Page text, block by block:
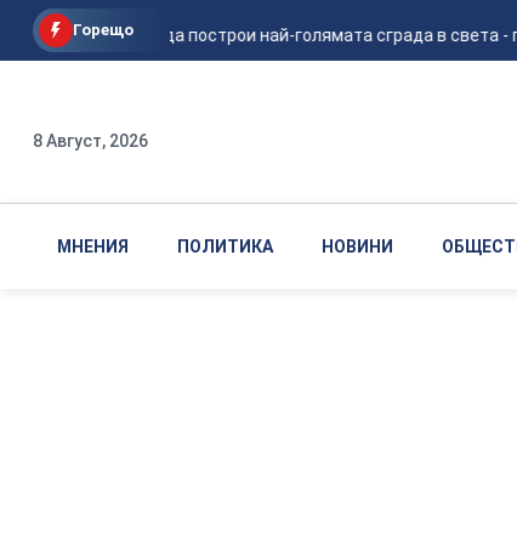
Горещо
Мъск смята да построи най-голямата сграда в света -
8 Август, 2026
МНЕНИЯ ПОЛИТИКА НОВИНИ